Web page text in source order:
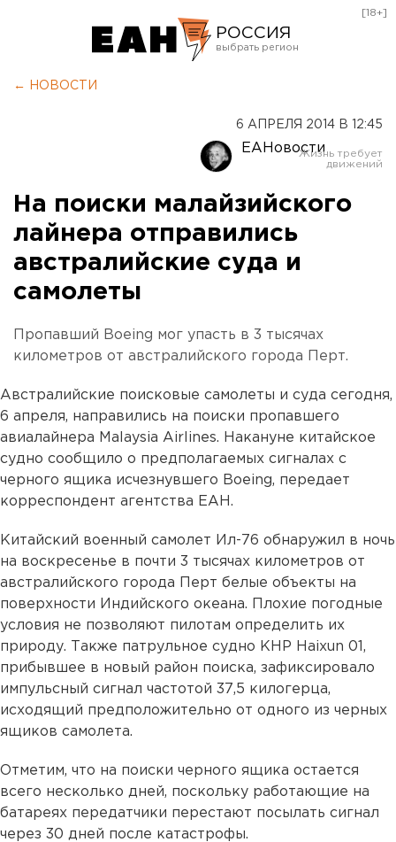
РОССИЯ
Оренбург
[18+]
← НОВОСТИ
6 АПРЕЛЯ 2014 В 12:45
ЕАНовости
На поиски малайзийского
лайнера отправились
австралийские суда и
самолеты
Пропавший Boeing мог упасть в 3 тысячах
километров от австралийского города Перт.
Австралийские поисковые самолеты и суда сегодня,
6 апреля, направились на поиски пропавшего
авиалайнера Malaysia Airlines. Накануне китайское
судно сообщило о предполагаемых сигналах с
черного ящика исчезнувшего Boeing, передает
корреспондент агентства ЕАН.
Китайский военный самолет Ил-76 обнаружил в ночь
на воскресенье в почти 3 тысячах километров от
австралийского города Перт белые объекты на
поверхности Индийского океана. Плохие погодные
условия не позволяют пилотам определить их
природу. Также патрульное судно КНР Haixun 01,
прибывшее в новый район поиска, зафиксировало
импульсный сигнал частотой 37,5 килогерца,
исходящий предположительно от одного из черных
ящиков самолета.
Отметим, что на поиски черного ящика остается
всего несколько дней, поскольку работающие на
батареях передатчики перестают посылать сигнал
через 30 дней после катастрофы.